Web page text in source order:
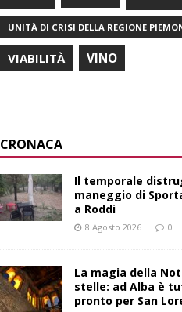
UNITÀ DI CRISI DELLA REGIONE
VIABILITÀ VINO
CRONACA
Il temporale
maneggio di
a Roddi
8 Agosto 2026 0
La magia della
stelle: ad Alba è
pronto per San